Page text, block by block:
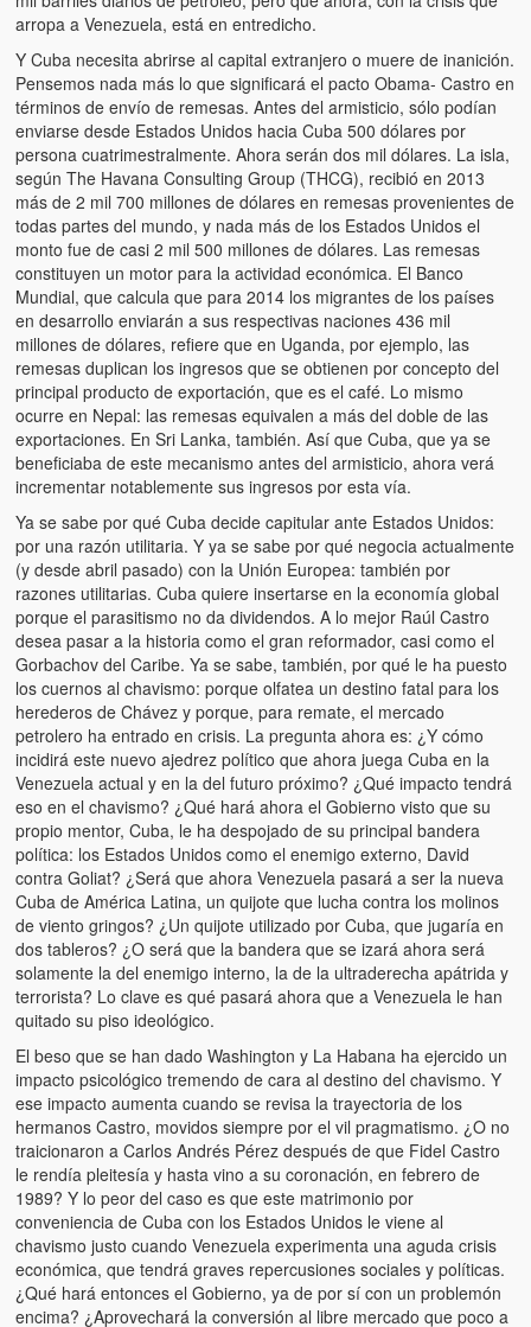
arropa a Venezuela, está en entredicho.
Y Cuba necesita abrirse al capital extranjero o muere de inanición.
Pensemos nada más lo que significará el pacto Obama- Castro en
términos de envío de remesas. Antes del armisticio, sólo podían
enviarse desde Estados Unidos hacia Cuba 500 dólares por
persona cuatrimestralmente. Ahora serán dos mil dólares. La isla,
según The Havana Consulting Group (THCG), recibió en 2013
más de 2 mil 700 millones de dólares en remesas provenientes de
todas partes del mundo, y nada más de los Estados Unidos el
monto fue de casi 2 mil 500 millones de dólares. Las remesas
constituyen un motor para la actividad económica. El Banco
Mundial, que calcula que para 2014 los migrantes de los países
en desarrollo enviarán a sus respectivas naciones 436 mil
millones de dólares, refiere que en Uganda, por ejemplo, las
remesas duplican los ingresos que se obtienen por concepto del
principal producto de exportación, que es el café. Lo mismo
ocurre en Nepal: las remesas equivalen a más del doble de las
exportaciones. En Sri Lanka, también. Así que Cuba, que ya se
beneficiaba de este mecanismo antes del armisticio, ahora verá
incrementar notablemente sus ingresos por esta vía.
Ya se sabe por qué Cuba decide capitular ante Estados Unidos:
por una razón utilitaria. Y ya se sabe por qué negocia actualmente
(y desde abril pasado) con la Unión Europea: también por
razones utilitarias. Cuba quiere insertarse en la economía global
porque el parasitismo no da dividendos. A lo mejor Raúl Castro
desea pasar a la historia como el gran reformador, casi como el
Gorbachov del Caribe. Ya se sabe, también, por qué le ha puesto
los cuernos al chavismo: porque olfatea un destino fatal para los
herederos de Chávez y porque, para remate, el mercado
petrolero ha entrado en crisis. La pregunta ahora es: ¿Y cómo
incidirá este nuevo ajedrez político que ahora juega Cuba en la
Venezuela actual y en la del futuro próximo? ¿Qué impacto tendrá
eso en el chavismo? ¿Qué hará ahora el Gobierno visto que su
propio mentor, Cuba, le ha despojado de su principal bandera
política: los Estados Unidos como el enemigo externo, David
contra Goliat? ¿Será que ahora Venezuela pasará a ser la nueva
Cuba de América Latina, un quijote que lucha contra los molinos
de viento gringos? ¿Un quijote utilizado por Cuba, que jugaría en
dos tableros? ¿O será que la bandera que se izará ahora será
solamente la del enemigo interno, la de la ultraderecha apátrida y
terrorista? Lo clave es qué pasará ahora que a Venezuela le han
quitado su piso ideológico.
El beso que se han dado Washington y La Habana ha ejercido un
impacto psicológico tremendo de cara al destino del chavismo. Y
ese impacto aumenta cuando se revisa la trayectoria de los
hermanos Castro, movidos siempre por el vil pragmatismo. ¿O no
traicionaron a Carlos Andrés Pérez después de que Fidel Castro
le rendía pleitesía y hasta vino a su coronación, en febrero de
1989? Y lo peor del caso es que este matrimonio por
conveniencia de Cuba con los Estados Unidos le viene al
chavismo justo cuando Venezuela experimenta una aguda crisis
económica, que tendrá graves repercusiones sociales y políticas.
¿Qué hará entonces el Gobierno, ya de por sí con un problemón
encima? ¿Aprovechará la conversión al libre mercado que poco a